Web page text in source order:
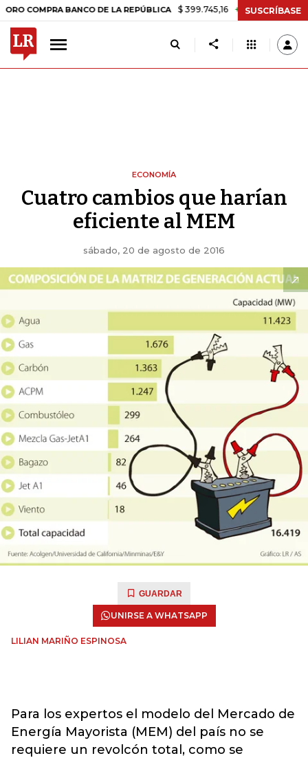
BANCO DE LA REPÚBLICA $ 399.745,16 +$ 2.295,71 +0,58%
SUSCRÍBASE
ECONOMÍA
Cuatro cambios que harían
eficiente al MEM
sábado, 20 de agosto de 2016
GUARDAR
UNIRSE A WHATSAPP
LILIAN MARIÑO ESPINOSA
Para los expertos el modelo del Mercado de
Energía Mayorista (MEM) del país no se
requiere un revolcón total, como se